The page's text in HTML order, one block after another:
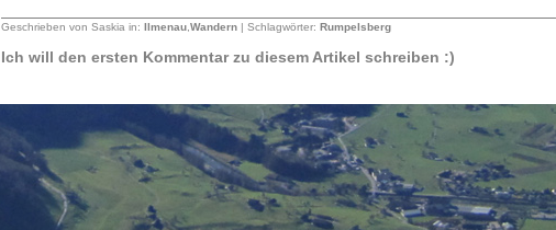
Geschrieben von Saskia in: Ilmenau, Wandern| Schlagwörter: Rumpelsberg
Ich will den ersten Kommentar zu diesem Artikel schreiben :)